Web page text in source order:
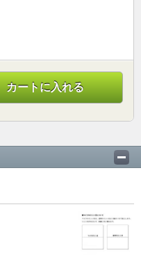
カートに入れる